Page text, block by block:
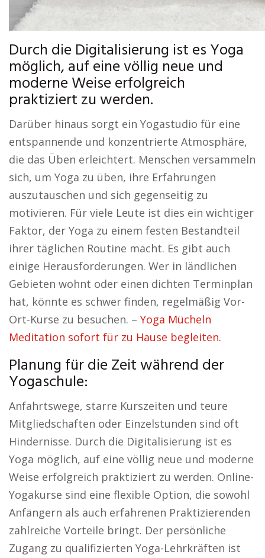
Durch die Digitalisierung ist es Yoga
möglich, auf eine völlig neue und
moderne Weise erfolgreich
praktiziert zu werden.
Darüber hinaus sorgt ein Yogastudio für eine
entspannende und konzentrierte Atmosphäre,
die das Üben erleichtert. Menschen versammeln
sich, um Yoga zu üben, ihre Erfahrungen
auszutauschen und sich gegenseitig zu
motivieren. Für viele Leute ist dies ein wichtiger
Faktor, der Yoga zu einem festen Bestandteil
ihrer täglichen Routine macht. Es gibt auch
einige Herausforderungen. Wer in ländlichen
Gebieten wohnt oder einen dichten Terminplan
hat, könnte es schwer finden, regelmäßig Vor-
Ort-Kurse zu besuchen. – Yoga Mücheln
Meditation sofort für zu Hause begleiten.
Planung für die Zeit während der
Yogaschule:
Anfahrtswege, starre Kurszeiten und teure
Mitgliedschaften oder Einzelstunden sind oft
Hindernisse. Durch die Digitalisierung ist es
Yoga möglich, auf eine völlig neue und moderne
Weise erfolgreich praktiziert zu werden. Online-
Yogakurse sind eine flexible Option, die sowohl
Anfängern als auch erfahrenen Praktizierenden
zahlreiche Vorteile bringt. Der persönliche
Zugang zu qualifizierten Yoga-Lehrkräften ist